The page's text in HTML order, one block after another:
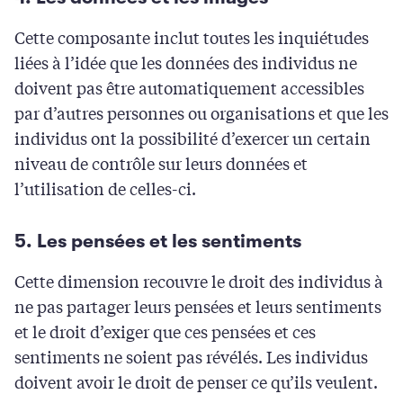
Cette composante inclut toutes les inquiétudes
liées à l’idée que les données des individus ne
doivent pas être automatiquement accessibles
par d’autres personnes ou organisations et que les
individus ont la possibilité d’exercer un certain
niveau de contrôle sur leurs données et
l’utilisation de celles-ci.
5. Les pensées et les sentiments
Cette dimension recouvre le droit des individus à
ne pas partager leurs pensées et leurs sentiments
et le droit d’exiger que ces pensées et ces
sentiments ne soient pas révélés. Les individus
doivent avoir le droit de penser ce qu’ils veulent.